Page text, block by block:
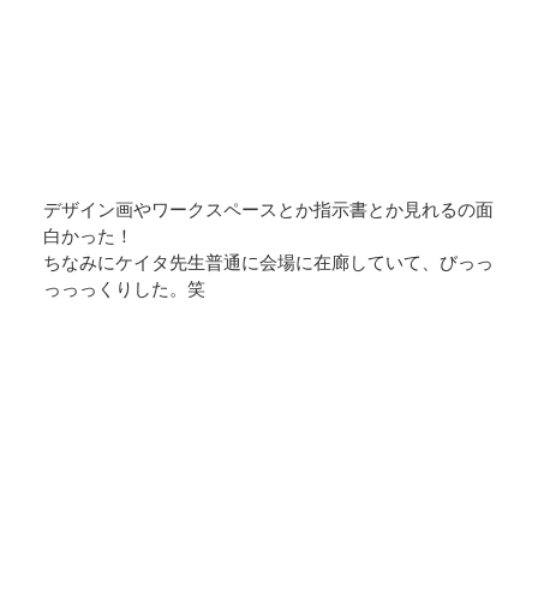
デザイン画やワークスペースとか指示書とか見れるの面
白かった！
ちなみにケイタ先生普通に会場に在廊していて、びっっ
っっっくりした。笑